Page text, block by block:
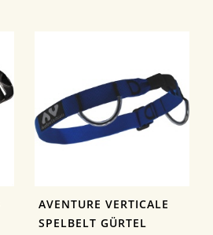
AVENTURE VERTICALE
SPELBELT GÜRTEL